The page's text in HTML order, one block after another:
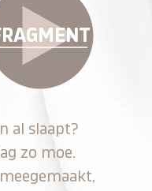
al slaapt?
zo moe.